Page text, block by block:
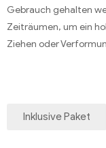
Gebrauch gehalten
Zeiträumen, um ein
Ziehen oder
Inklusive Paket